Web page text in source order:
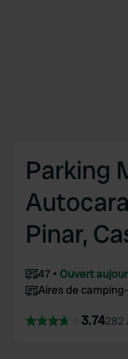
Parking
Pinar,
47
Ouvert
Aires de
3.74282